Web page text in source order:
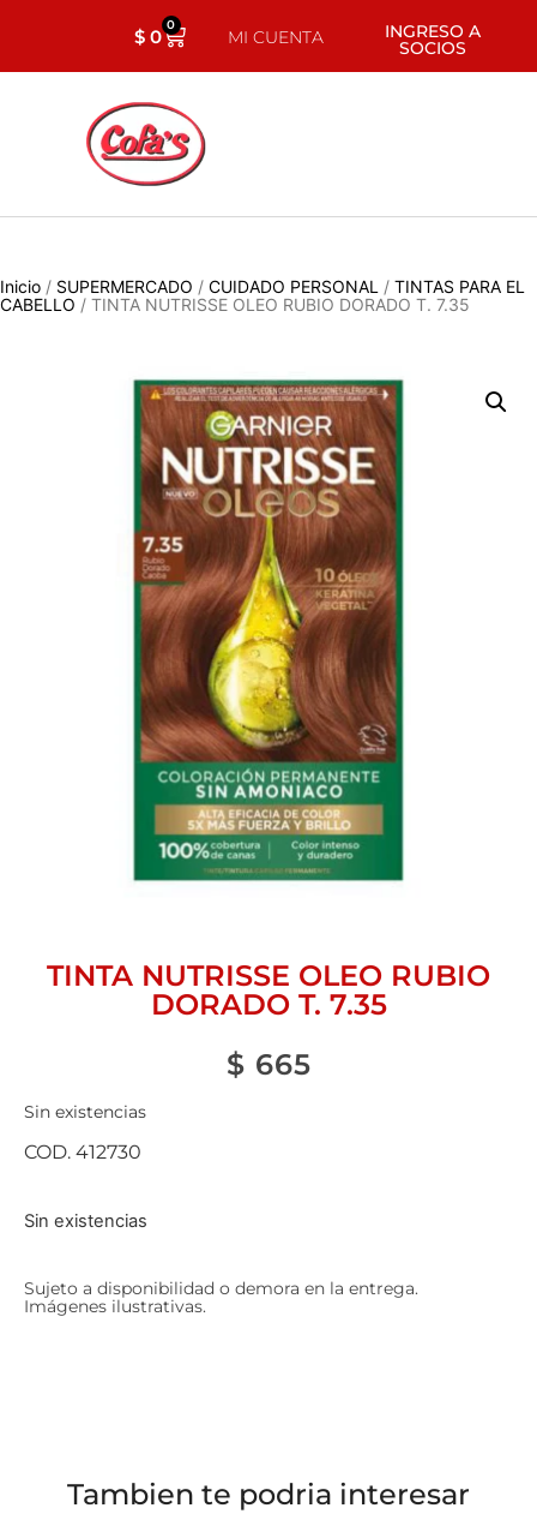
$0 0
MI CUENTA INGRESO A
SOCIOS
Inicio / SUPERMERCADO / CUIDADO PERSONAL / TINTAS PARA EL
CABELLO / TINTA NUTRISSE OLEO RUBIO DORADO T. 7.35
TINTA NUTRISSE OLEO RUBIO
DORADO T. 7.35
$ 665
Sin existencias
COD. 412730
Sin existencias
Sujeto a disponibilidad o demora en la entrega.
Imágenes ilustrativas.
Tambien te podria interesar